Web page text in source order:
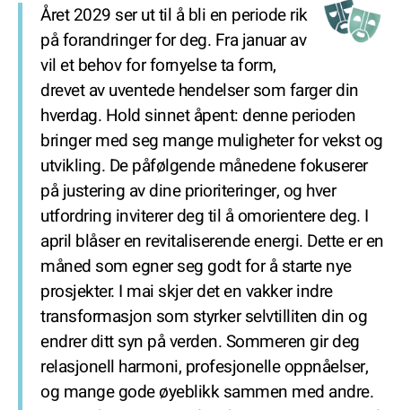
Året 2029 ser ut til å bli en periode rik
på forandringer for deg. Fra januar av
vil et behov for fornyelse ta form,
drevet av uventede hendelser som farger din
hverdag. Hold sinnet åpent: denne perioden
bringer med seg mange muligheter for vekst og
utvikling. De påfølgende månedene fokuserer
på justering av dine prioriteringer, og hver
utfordring inviterer deg til å omorientere deg. I
april blåser en revitaliserende energi. Dette er en
måned som egner seg godt for å starte nye
prosjekter. I mai skjer det en vakker indre
transformasjon som styrker selvtilliten din og
endrer ditt syn på verden. Sommeren gir deg
relasjonell harmoni, profesjonelle oppnåelser,
og mange gode øyeblikk sammen med andre.